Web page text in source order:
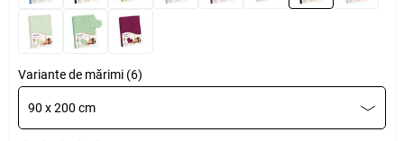
Variante de mărimi (6)
90 x 200 cm